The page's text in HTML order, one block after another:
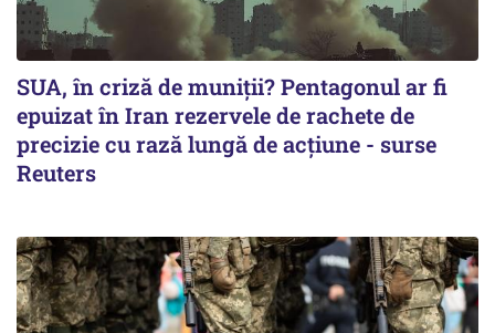
SUA, în criză de muniții? Pentagonul ar fi
epuizat în Iran rezervele de rachete de
precizie cu rază lungă de acţiune - surse
Reuters